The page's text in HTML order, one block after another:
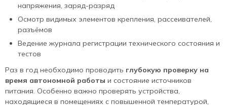
напряжения, заряд-разряд
Осмотр видимых элементов крепления, рассеивателей,
разъёмов
Ведение журнала регистрации технического состояния и
тестов
Раз в год необходимо проводить глубокую проверку на
время автономной работы и состояние источников
питания. Особенно важно проверять устройства,
находящиеся в помещениях с повышенной температурой,